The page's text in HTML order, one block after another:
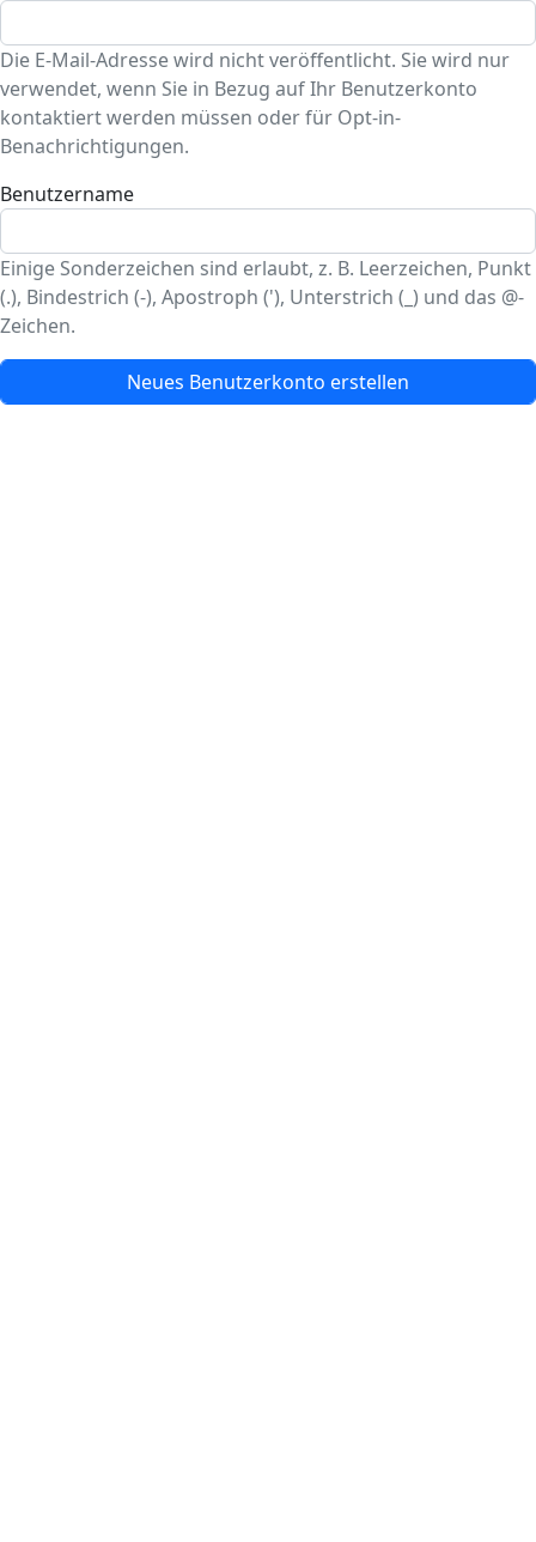
Die E-Mail-Adresse wird nicht veröffentlicht. Sie wird nur
verwendet, wenn Sie in Bezug auf Ihr Benutzerkonto
kontaktiert werden müssen oder für Opt-in-
Benachrichtigungen.
Benutzername
Einige Sonderzeichen sind erlaubt, z. B. Leerzeichen, Punkt
(.), Bindestrich (-), Apostroph ('), Unterstrich (_) und das @-
Zeichen.